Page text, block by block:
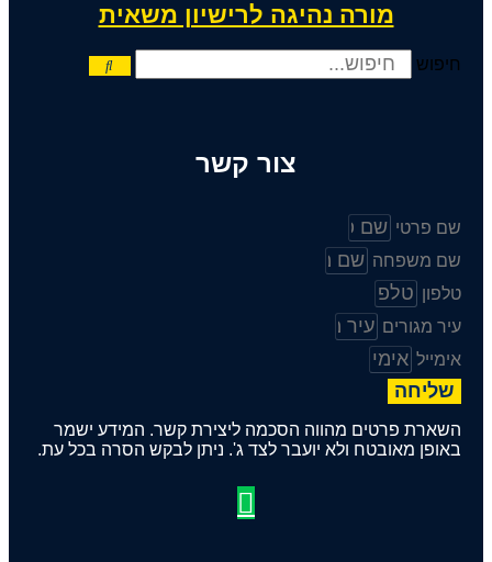
מורה נהיגה לרישיון משאית
חיפוש
צור קשר
שם פרטי
שם משפחה
טלפון
עיר מגורים
אימייל
שליחה
השארת פרטים מהווה הסכמה ליצירת קשר. המידע ישמר
באופן מאובטח ולא יועבר לצד ג'. ניתן לבקש הסרה בכל עת.